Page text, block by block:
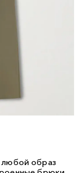
любой образ